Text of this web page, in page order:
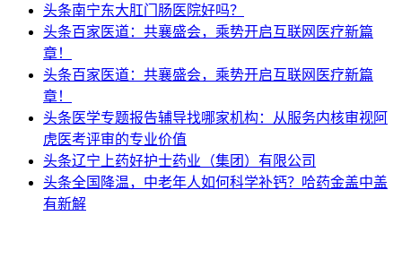
头条南宁东大肛门肠医院好吗？
头条百家医道：共襄盛会，乘势开启互联网医疗新篇
章！
头条百家医道：共襄盛会，乘势开启互联网医疗新篇
章！
头条 医学专题报告辅导找哪家机构：从服务内核审视阿
虎医考评审的专业价值
头条辽宁上药好护士药业（集团）有限公司
头条全国降温，中老年人如何科学补钙？哈药金盖中盖
有新解